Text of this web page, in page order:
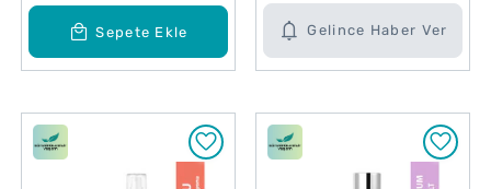
Sepete Ekle Gelince Haber Ver